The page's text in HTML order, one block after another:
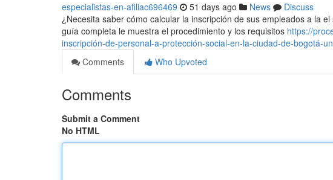
especialistas-en-afiliac696469 51 days ago News
Discuss
¿Necesita saber cómo calcular la inscripción de sus empleados a la
guía completa le muestra el procedimiento y los requisitos https://
inscripción-de-personal-a-protección-social-en-la-ciudad-de-bogotá-
Comments
Who Upvoted
Comments
Submit a Comment
No HTML